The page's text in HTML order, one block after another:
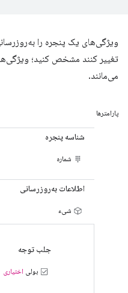
ویژگی‌های یک پنجره را
تغییر کنند مشخص کنید؛
می‌مانند.
پارامترها
شناسه پنجره
شماره
اطلاعات به‌روزرسانی
شیء
جلب توجه
بولی اختیاری